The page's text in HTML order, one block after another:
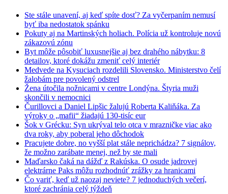
Ste stále unavení, aj keď spíte dosť? Za vyčerpaním nemusí
byť iba nedostatok spánku
Pokuty aj na Martinských holiach. Polícia už kontroluje novú
zákazovú zónu
Byt môže pôsobiť luxusnejšie aj bez drahého nábytku: 8
detailov, ktoré dokážu zmeniť celý interiér
Medvede na Kysuciach rozdelili Slovensko. Ministerstvo čelí
žalobám pre povolený odstrel
Žena útočila nožnicami v centre Londýna. Štyria muži
skončili v nemocnici
Čurillovci a Daniel Lipšic žalujú Roberta Kaliňáka. Za
výroky o „mafii“ žiadajú 130-tisíc eur
Šok v Grécku: Syn ukrýval telo otca v mrazničke viac ako
dva roky, aby poberal jeho dôchodok
Pracujete dobre, no vyšší plat stále neprichádza? 7 signálov,
že možno zarábate menej, než by ste mali
Maďarsko čaká na dážď z Rakúska. O osude jadrovej
elektrárne Paks môžu rozhodnúť zrážky za hranicami
Čo variť, keď už naozaj neviete? 7 jednoduchých večerí,
ktoré zachránia celý týždeň